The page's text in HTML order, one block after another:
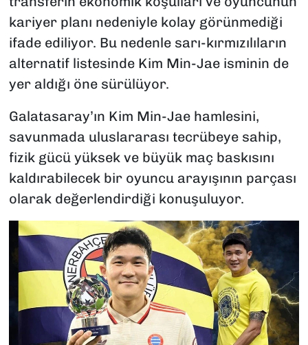
kariyer planı nedeniyle kolay görünmediği
ifade ediliyor. Bu nedenle sarı-kırmızılıların
alternatif listesinde Kim Min-Jae isminin de
yer aldığı öne sürülüyor.
Galatasaray’ın Kim Min-Jae hamlesini,
savunmada uluslararası tecrübeye sahip,
fizik gücü yüksek ve büyük maç baskısını
kaldırabilecek bir oyuncu arayışının parçası
olarak değerlendirdiği konuşuluyor.